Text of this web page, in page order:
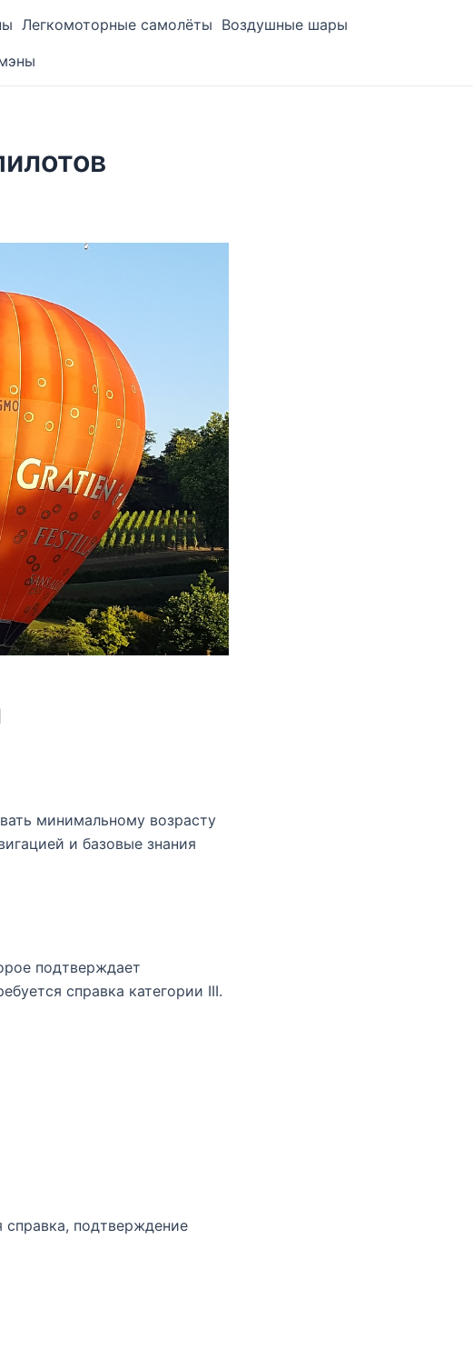
Легкомоторные самолёты Воздушные шары
минимальному возрасту
и базовые знания
подтверждает
справка категории III.
справка, подтверждение